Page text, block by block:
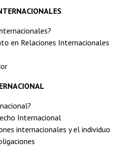
en Relaciones Internacionales
Internacional
internacionales y el individuo